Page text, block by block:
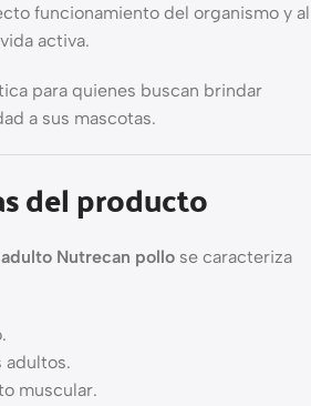
funcionamiento del organismo y al
activa.
para quienes buscan brindar
a sus mascotas.
del producto
Nutrecan pollo se caracteriza
adultos.
muscular.